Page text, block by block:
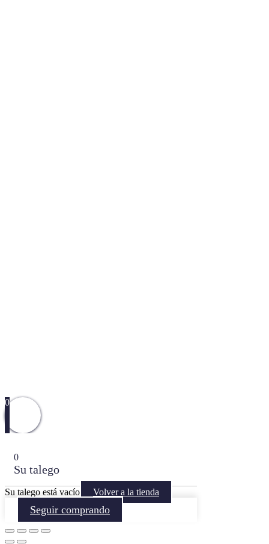
0
0
Su talego
Su talego está vacío Volver a la tienda
Seguir comprando